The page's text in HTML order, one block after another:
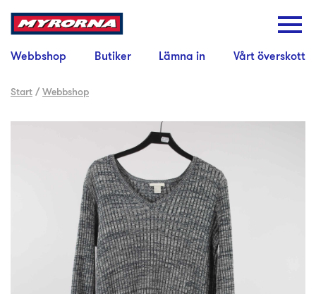
Webbshop Butiker Lämna in Vårt överskott
Start /Webbshop